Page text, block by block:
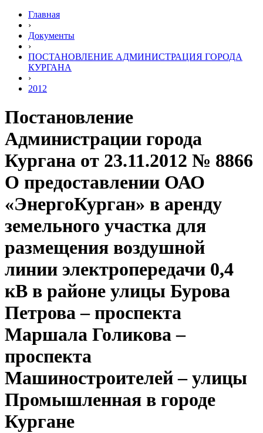
Главная
›
Документы
›
ПОСТАНОВЛЕНИЕ АДМИНИСТРАЦИЯ ГОРОДА
КУРГАНА
›
2012
Постановление
Администрации города
Кургана от 23.11.2012 № 8866
О предоставлении ОАО
«ЭнергоКурган» в аренду
земельного участка для
размещения воздушной
линии электропередачи 0,4
кВ в районе улицы Бурова
Петрова – проспекта
Маршала Голикова –
проспекта
Машиностроителей – улицы
Промышленная в городе
Кургане